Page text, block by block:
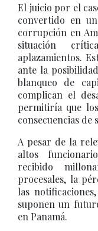
El juicio por el
convertido en
corrupción en
situación
aplazamientos.
ante la
blanqueo de
complican el
permitiría que
consecuencias de
A pesar de la
altos
recibido
procesales, la
las
suponen un
en Panamá.